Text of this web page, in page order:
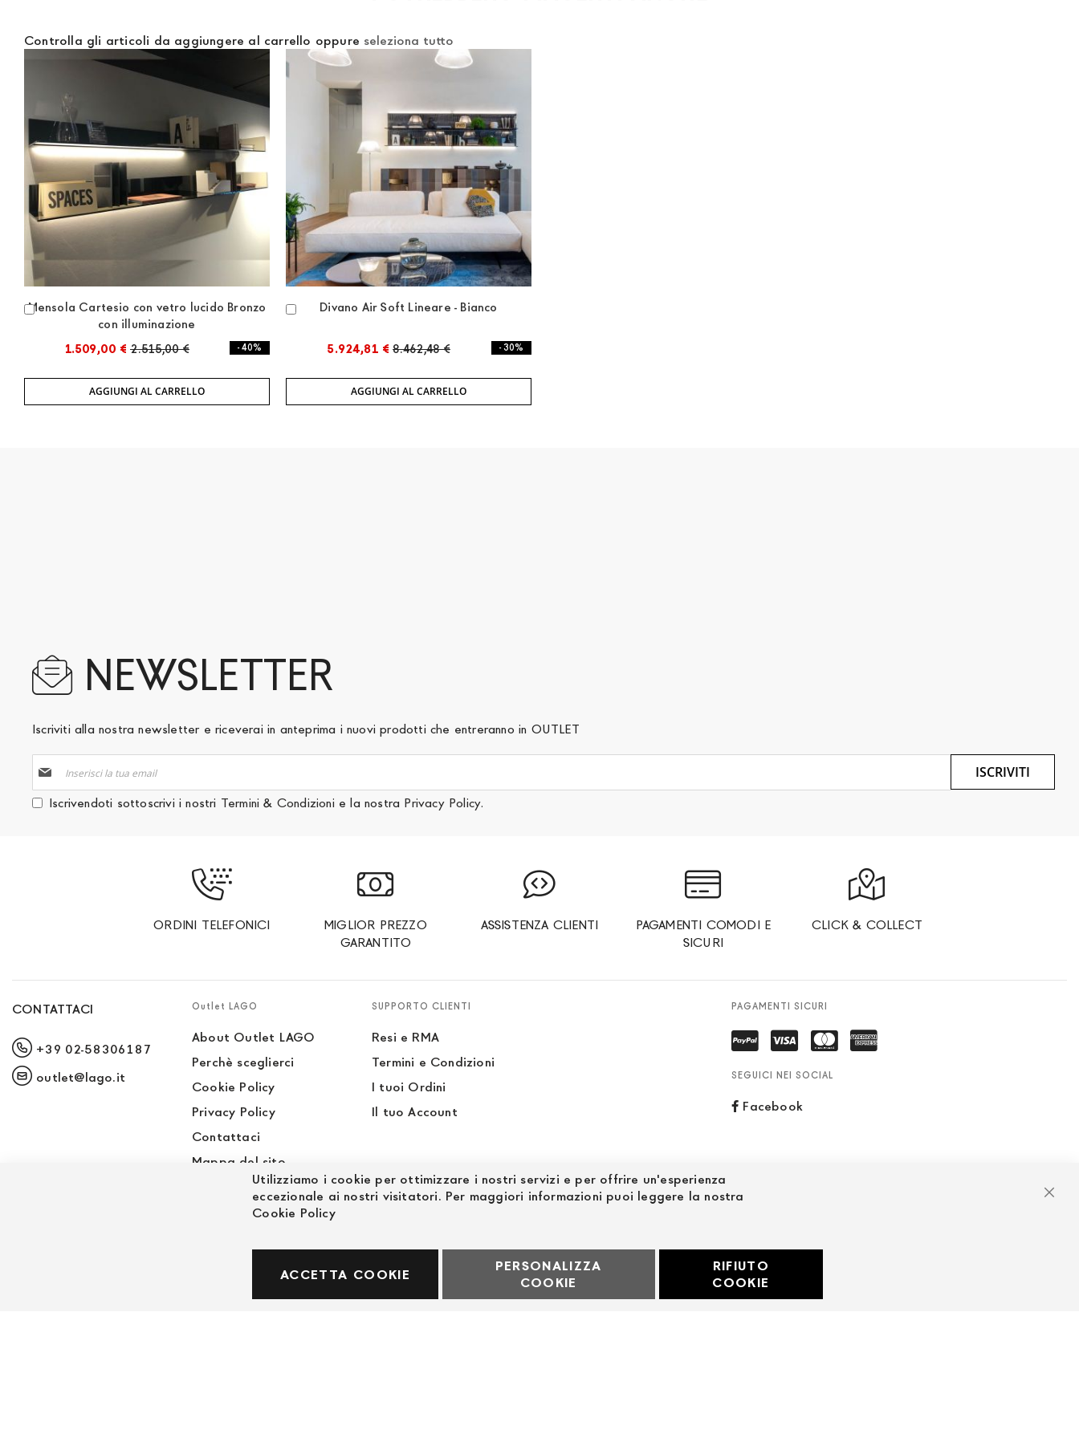
Controlla gli articoli da aggiungere al carrello oppure seleziona tutto
Mensola Cartesio con vetro lucido Bronzo
con illuminazione
1.509,00 € 2.515,00 € - 40%
Aggiungi
Carrello
AGGIUNGI AL CARRELLO
Divano Air Soft Lineare - Bianco
5.924,81 € 8.462,48 € - 30%
Aggiungi
Carrello
AGGIUNGI AL CARRELLO
NEWSLETTER
Iscriviti alla nostra newsletter e riceverai in anteprima i nuovi prodotti che entreranno in OUTLET
alla
nostra
Newsletter:
Iscrivendoti sottoscrivi i nostri Termini & Condizioni e la nostra Privacy Policy.
ISCRIVITI
ORDINI TELEFONICI
MIGLIOR PREZZO
GARANTITO
ASSISTENZA CLIENTI
PAGAMENTI COMODI E
SICURI
CLICK & COLLECT
CONTATTACI
+39 02-58306187
outlet@lago.it
Outlet LAGO
About Outlet LAGO
Perchè sceglierci
Cookie Policy
Privacy Policy
Contattaci
Mappa del sito
Sito LAGO
SUPPORTO CLIENTI
Resi e RMA
Termini e Condizioni
I tuoi Ordini
Il tuo Account
PAGAMENTI SICURI
SEGUICI NEI SOCIAL
Facebook
© Powered by MAV Arreda s.r.l. | P.IVA IT05919160969
Utilizziamo i cookie per ottimizzare i nostri servizi e per offrire un'esperienza
eccezionale ai nostri visitatori. Per maggiori informazioni puoi leggere la nostra
Cookie Policy
ACCETTA COOKIE
PERSONALIZZA
COOKIE
RIFIUTO
COOKIE